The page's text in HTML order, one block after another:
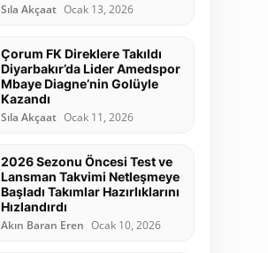
Sıla Akçaat Ocak 13, 2026
Çorum FK Direklere Takıldı
Diyarbakır’da Lider Amedspor
Mbaye Diagne’nin Golüyle
Kazandı
Sıla Akçaat Ocak 11, 2026
2026 Sezonu Öncesi Test ve
Lansman Takvimi Netleşmeye
Başladı Takımlar Hazırlıklarını
Hızlandırdı
Akın Baran Eren Ocak 10, 2026